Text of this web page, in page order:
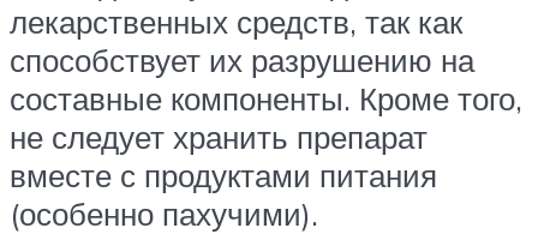
лекарственных средств, так как
способствует их разрушению на
составные компоненты. Кроме того,
не следует хранить препарат
вместе с продуктами питания
(особенно пахучими).